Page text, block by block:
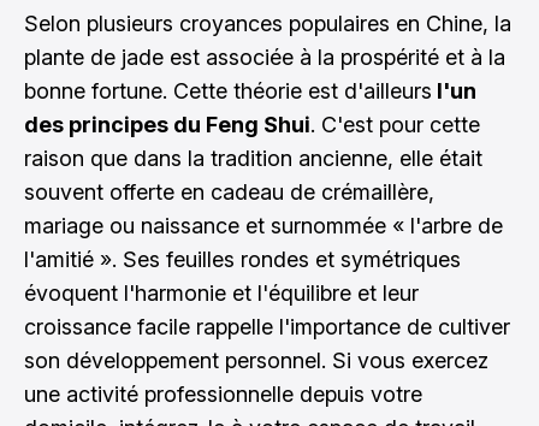
Selon plusieurs croyances populaires en Chine, la
plante de jade est associée à la prospérité et à la
bonne fortune. Cette théorie est d'ailleurs l'un
des principes du Feng Shui. C'est pour cette
raison que dans la tradition ancienne, elle était
souvent offerte en cadeau de crémaillère,
mariage ou naissance et surnommée « l'arbre de
l'amitié ». Ses feuilles rondes et symétriques
évoquent l'harmonie et l'équilibre et leur
croissance facile rappelle l'importance de cultiver
son développement personnel. Si vous exercez
une activité professionnelle depuis votre